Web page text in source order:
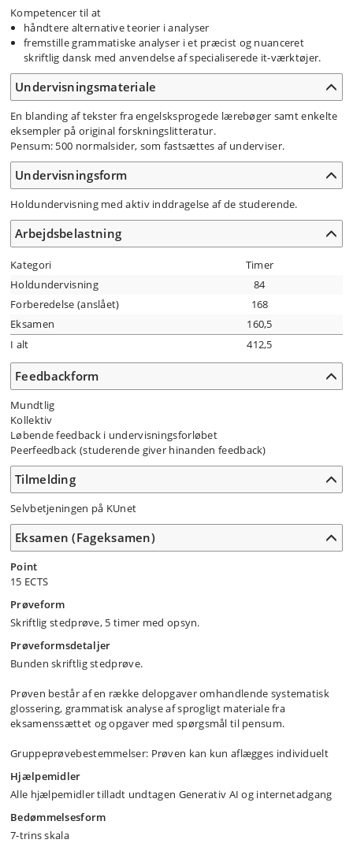
Kompetencer til at
håndtere alternative teorier i analyser
fremstille grammatiske analyser i et præcist og nuanceret
skriftlig dansk med anvendelse af specialiserede it-værktøjer.
Undervisningsmateriale
En blanding af tekster fra engelsksprogede lærebøger samt enkelte
eksempler på original forskningslitteratur.
Pensum: 500 normalsider, som fastsættes af underviser.
Undervisningsform
Holdundervisning med aktiv inddragelse af de studerende.
Arbejdsbelastning
Kategori
Timer
Holdundervisning
84
Forberedelse (anslået)
168
Eksamen
160,5
I alt
412,5
Feedbackform
Mundtlig
Kollektiv
Løbende feedback i undervisningsforløbet
Peerfeedback (studerende giver hinanden feedback)
Tilmelding
Selvbetjeningen på KUnet
Eksamen (Fageksamen)
Point
15 ECTS
Prøveform
Skriftlig stedprøve, 5 timer med opsyn.
Prøveformsdetaljer
Bunden skriftlig stedprøve.
Prøven består af en række delopgaver omhandlende systematisk
glossering, grammatisk analyse af sprogligt materiale fra
eksamenssættet og opgaver med spørgsmål til pensum.
Gruppeprøvebestemmelser: Prøven kan kun aflægges individuelt
Hjælpemidler
Alle hjælpemidler tilladt undtagen Generativ AI og internetadgang
Bedømmelsesform
7-trins skala